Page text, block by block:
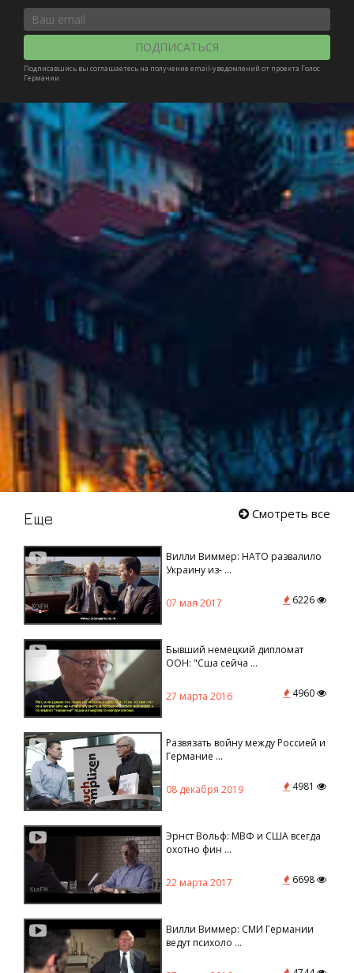
ПОДПИСАТЬСЯ
Подписавшись вы соглашаетесь на получение email-уведомлений от проекта Голос
Германии.
Еще Смотреть все
Вилли Виммер: НАТО развалило
Украину из- ...
07 мая 2017 6226
Бывший немецкий дипломат
ООН: "Сша сейча ...
27 марта 2016 4960
Развязать войну между Россией и
Германие ...
08 декабря 2019 4981
Эрнст Вольф: МВФ и США всегда
охотно фин ...
22 марта 2017 6698
Вилли Виммер: СМИ Германии
ведут психоло ...